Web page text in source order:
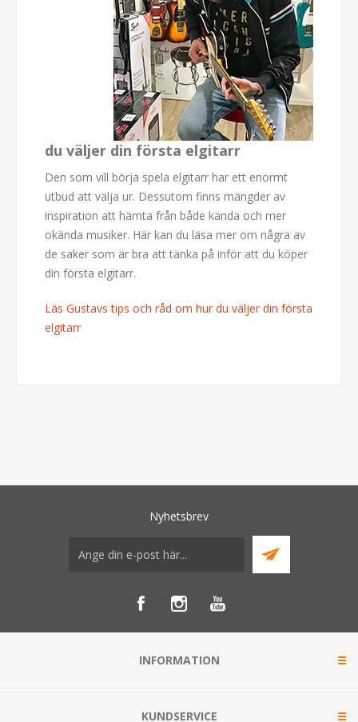
du väljer din första elgitarr
Den som vill börja spela elgitarr har ett enormt
utbud att välja ur. Dessutom finns mängder av
inspiration att hämta från både kända och mer
okända musiker. Här kan du läsa mer om några av
de saker som är bra att tänka på inför att du köper
din första elgitarr.
Läs Gustavs tips och råd om hur du väljer din första
elgitarr
Nyhetsbrev
INFORMATION
KUNDSERVICE